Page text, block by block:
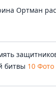
Ортман
битвы 10 Фото